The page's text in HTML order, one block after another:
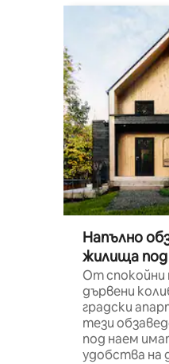
Напълно
жилища
От спокойни
дървени
градски
тези
под наем
удобства на